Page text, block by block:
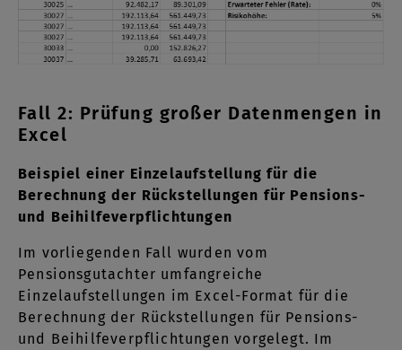
Fall 2: Prüfung großer Datenmengen in
Excel
Beispiel einer Einzelaufstellung für die
Berechnung der Rückstellungen für Pensions-
und Beihilfeverpflichtungen
Im vorliegenden Fall wurden vom
Pensionsgutachter umfangreiche
Einzelaufstellungen im Excel-Format für die
Berechnung der Rückstellungen für Pensions-
und Beihilfeverpflichtungen vorgelegt. Im